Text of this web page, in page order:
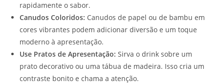
rapidamente o sabor.
Canudos Coloridos: Canudos de papel ou de bambu em
cores vibrantes podem adicionar diversão e um toque
moderno à apresentação.
Use Pratos de Apresentação: Sirva o drink sobre um
prato decorativo ou uma tábua de madeira. Isso cria um
contraste bonito e chama a atenção.